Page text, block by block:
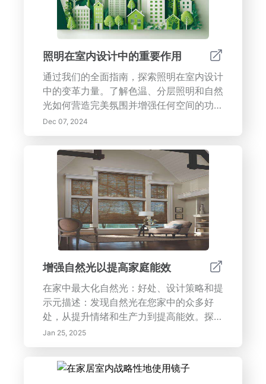
低压力。通过实用建议提升您家的设计，以
改善您的情绪和整体健康，创造您理想的庇
护所。
照明在室内设计中的重要作用
通过我们的全面指南，探索照明在室内设计
中的变革力量。了解色温、分层照明和自然
光如何营造完美氛围并增强任何空间的功能
性。学习如何融入智能照明解决方案，选择
合适的灯具来补充您的设计主题，同时优先
考虑能效和可持续性。从创建焦点到设定气
氛和增强空间感知，我们的专家提示和创新
技巧将帮助您打造反映个人风格的迷人、时
尚和实用的室内环境。使用有效的照明策略
来转变您的家，庆祝美与功能。
Dec 07, 2024
增强自然光以提高家庭能效
在家中最大化自然光：好处、设计策略和提
示元描述：发现自然光在您家中的众多好
处，从提升情绪和生产力到提高能效。探索
有效的设计策略、智能技术和景观设计技
巧，创造更明亮、更健康的居住空间。学习
如何选择合适的窗户、利用反射表面和实施
开放式平面布局，以最大限度地利用自然
Jan 25, 2025